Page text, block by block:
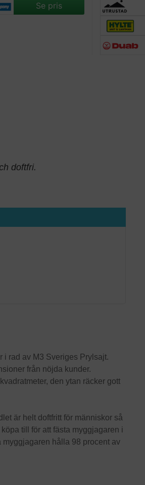
Se pris
doftfri.
i rad av M3 Sveriges Prylsajt.
från nöjda kunder.
den ytan räcker gott
är helt doftfritt för människor så
till för att fästa myggjagaren i
myggjagaren hålla 98 procent av